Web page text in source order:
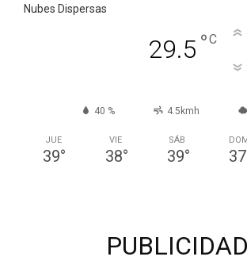
Nubes Dispersas
29.5 °C
40 % 4.5kmh
JUE
39°
VIE
38°
SÁB
39° 37
PUBLICIDAD